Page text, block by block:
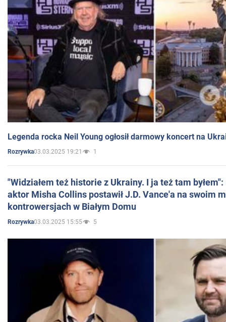
Legenda rocka Neil Young ogłosił darmowy koncert na
Rozrywka03.03.2025 19:21 1
"Widziałem też historie z Ukrainy. I ja też tam
aktor Misha Collins postawił J.D. Vance'a na swoim
kontrowersjach w Białym Domu
Rozrywka03.03.2025 15:55 5